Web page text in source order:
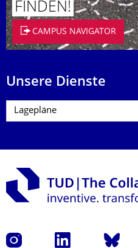
FINDEN!
CAMPUS NAVIGATOR
Unsere Dienste
Instagram LinkedIn Bluesky